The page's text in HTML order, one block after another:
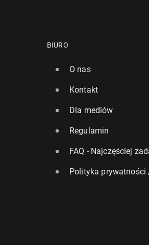
BIURO
O nas
Kontakt
Dla mediów
Regulamin
Polityka prywatności